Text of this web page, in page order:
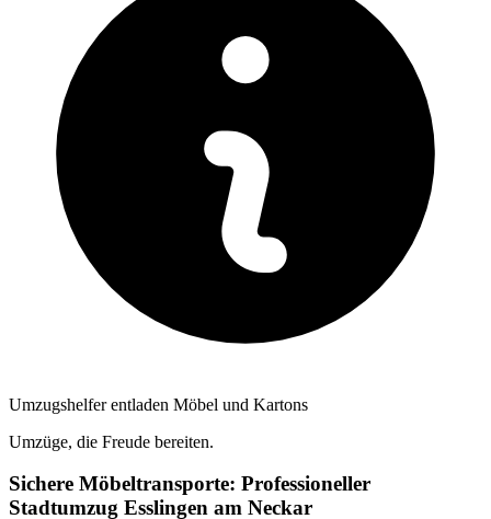
Umzugshelfer entladen Möbel und Kartons
Umzüge, die Freude bereiten.
Sichere Möbeltransporte: Professioneller
Stadtumzug Esslingen am Neckar